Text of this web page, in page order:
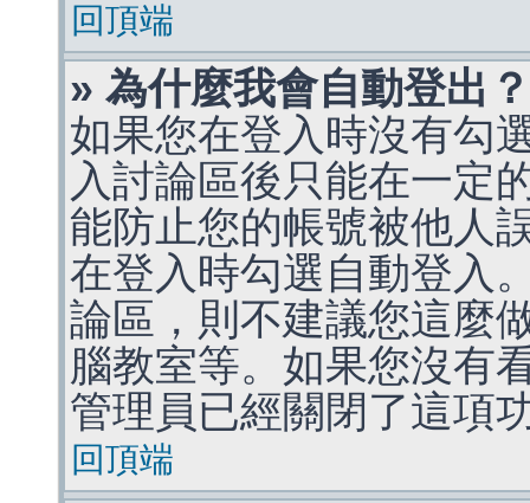
回頂端
» 為什麼我會自動登出？
如果您在登入時沒有勾
入討論區後只能在一定
能防止您的帳號被他人
在登入時勾選自動登入
論區，則不建議您這麼
腦教室等。如果您沒有
管理員已經關閉了這項
回頂端